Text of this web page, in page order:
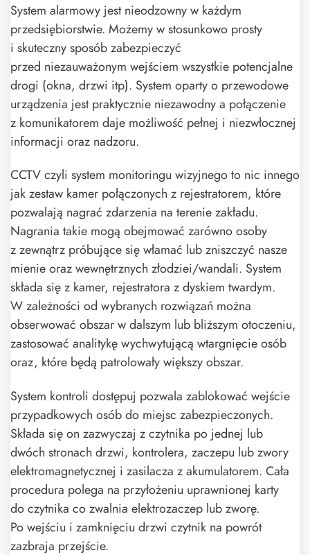
System alarmowy jest nieodzowny w każdym
przedsiębiorstwie. Możemy w stosunkowo prosty
i skuteczny sposób zabezpieczyć
przed niezauważonym wejściem wszystkie potencjalne
drogi (okna, drzwi itp). System oparty o przewodowe
urządzenia jest praktycznie niezawodny a połączenie
z komunikatorem daje możliwość pełnej i niezwłocznej
informacji oraz nadzoru.
CCTV czyli system monitoringu wizyjnego to nic innego
jak zestaw kamer połączonych z rejestratorem, które
pozwalają nagrać zdarzenia na terenie zakładu.
Nagrania takie mogą obejmować zarówno osoby
z zewnątrz próbujące się włamać lub zniszczyć nasze
mienie oraz wewnętrznych złodziei/wandali. System
składa się z kamer, rejestratora z dyskiem twardym.
W zależności od wybranych rozwiązań można
obserwować obszar w dalszym lub bliższym otoczeniu,
zastosować analitykę wychwytującą wtargnięcie osób
oraz, które będą patrolowały większy obszar.
System kontroli dostępuj pozwala zablokować wejście
przypadkowych osób do miejsc zabezpieczonych.
Składa się on zazwyczaj z czytnika po jednej lub
dwóch stronach drzwi, kontrolera, zaczepu lub zwory
elektromagnetycznej i zasilacza z akumulatorem. Cała
procedura polega na przyłożeniu uprawnionej karty
do czytnika co zwalnia elektrozaczep lub zworę.
Po wejściu i zamknięciu drzwi czytnik na powrót
zazbraja przejście.